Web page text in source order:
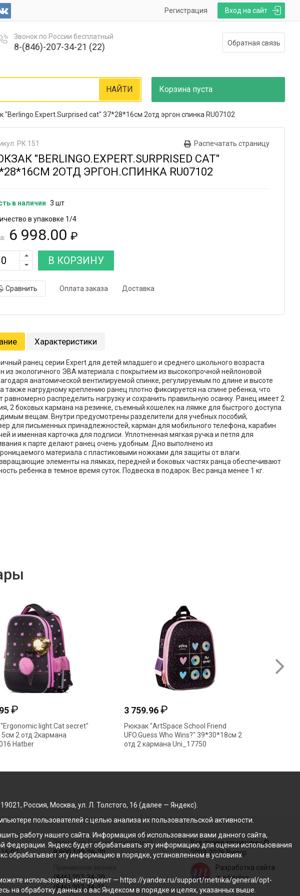
Вход на сайт
Регистрация
Звонок по России бесплатный
8-(846)-207-34-21 (22) Обратная связь
Корзина пуста
НАЙТИ
"Berlingo.Expert.Surprised cat" 37*28*16см 2отд эргон.спинка RU07102
Распечатать страницу
РК 151
"BERLINGO.EXPERT.SURPRISED CAT"
2ОТД ЭРГОН.СПИНКА RU07102
в наличии 3 шт
в упаковке 1/4
6 998.00 ₽
В КОРЗИНУ
Сравнить Оплата заказа Доставка
101.42 ₽ 206.70 ₽
Характеристики
ранец серии Expert для детей младшего и среднего школьного возраста
из экологичного ЭВА материала с покрытием из высокопрочной нейлоновой
анатомической вентилируемой спинке, регулируемым по длине и высоте
также нагрудному креплению ранец плотно фиксируется на спине ребенка, что
равномерно распределить нагрузку и сохранить правильную осанку. Ранец имеет 2
2 боковых кармана на резинке, съемный кошелек на лямке для быстрого доступа
вещам. Внутри предусмотрены разделители для учебных пособий,
для письменных принадлежностей, карман для мобильного телефона, карабин
и именная карточка для подписи. Уплотненная мягкая ручка и петля для
к парте делают ранец очень удобным. Дно выполнено из
материала с пластиковыми ножками для защиты от влаги.
элементы на лямках, передней и боковых частях ранца обеспечивают
ребенка в темное время суток. Подвеска в подарок. Вес ранца менее 1 кг.
₽
light.Cat secret"
2 отд 2кармана
Hatber
3 759.96₽
Рюкзак "ArtSpace School Friend
UFO.Guess Who Wins?" 39*30*18см 2
отд 2 кармана Uni_17750
Звонок по России бесплатный
8 800 100-26-20
(846) 207-34-20
(846) 207-34-21
Все права защищены ©
2003-2026 Вилор
Разработка сайта
mediaidea
Россия, Москва, ул. Л. Толстого, 16 (далее — Яндекс).
пользователей с целью анализа их пользовательской активности.
работу нашего сайта. Информация об использовании вами данного сайта,
Федерации. Яндекс будет обрабатывать эту информацию для оценки использования
обрабатывает эту информацию в порядке, установленном в условиях
использовать инструмент — https://yandex.ru/support/metrika/general/opt-
на обработку данных о вас Яндексом в порядке и целях, указанных выше.